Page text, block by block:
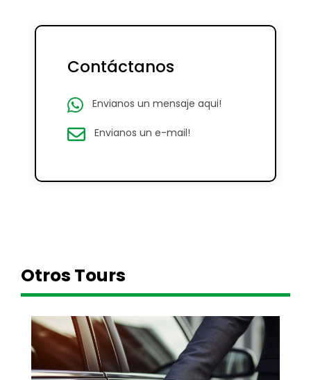
Contáctanos
Envianos un mensaje aqui!
Envianos un e-mail!
Otros Tours